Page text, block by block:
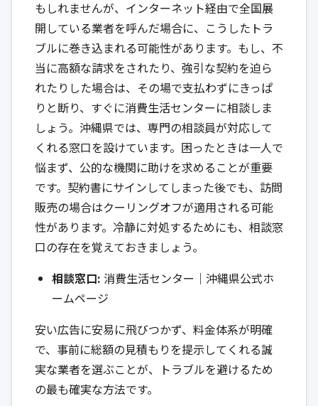
もしれませんが、インターネット経由で全国展
開している業者を呼んだ場合に、こうしたトラ
ブルに巻き込まれる可能性があります。もし、不
当に高額な請求をされたり、強引な契約を迫ら
れたりした場合は、その場で支払わずにきっぱ
りと断り、すぐに消費生活センターに相談しま
しょう。沖縄県では、専門の相談員が対応して
くれる窓口を設けています。困ったときは一人で
悩まず、公的な機関に助けを求めることが重要
です。契約書にサインしてしまった後でも、訪問
販売の場合はクーリングオフが適用される可能
性があります。冷静に対処するためにも、相談窓
口の存在を覚えておきましょう。
相談窓口: 消費生活センター｜沖縄県公式ホ
ームページ
安い広告に安易に飛びつかず、料金体系が明確
で、事前に総額の見積もりを提示してくれる誠
実な業者を選ぶことが、トラブルを避けるため
の最も確実な方法です。